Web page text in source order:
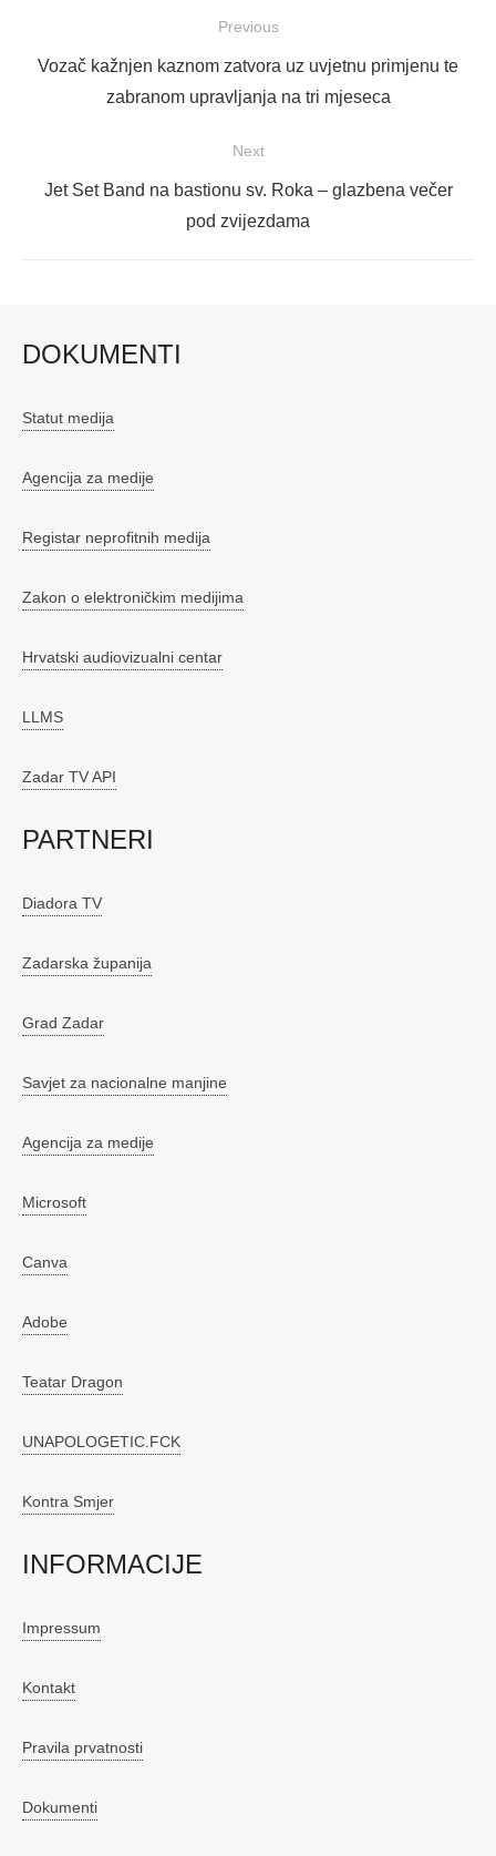
objava
Previous
Previous
Vozač kažnjen kaznom zatvora uz uvjetnu primjenu te
zabranom upravljanja na tri mjeseca
Next
Next
Jet Set Band na bastionu sv. Roka – glazbena večer
pod zvijezdama
DOKUMENTI
Statut medija
Agencija za medije
Registar neprofitnih medija
Zakon o elektroničkim medijima
Hrvatski audiovizualni centar
LLMS
Zadar TV API
PARTNERI
Diadora TV
Zadarska županija
Grad Zadar
Savjet za nacionalne manjine
Agencija za medije
Microsoft
Canva
Adobe
Teatar Dragon
UNAPOLOGETIC.FCK
Kontra Smjer
INFORMACIJE
Impressum
Kontakt
Pravila prvatnosti
Dokumenti